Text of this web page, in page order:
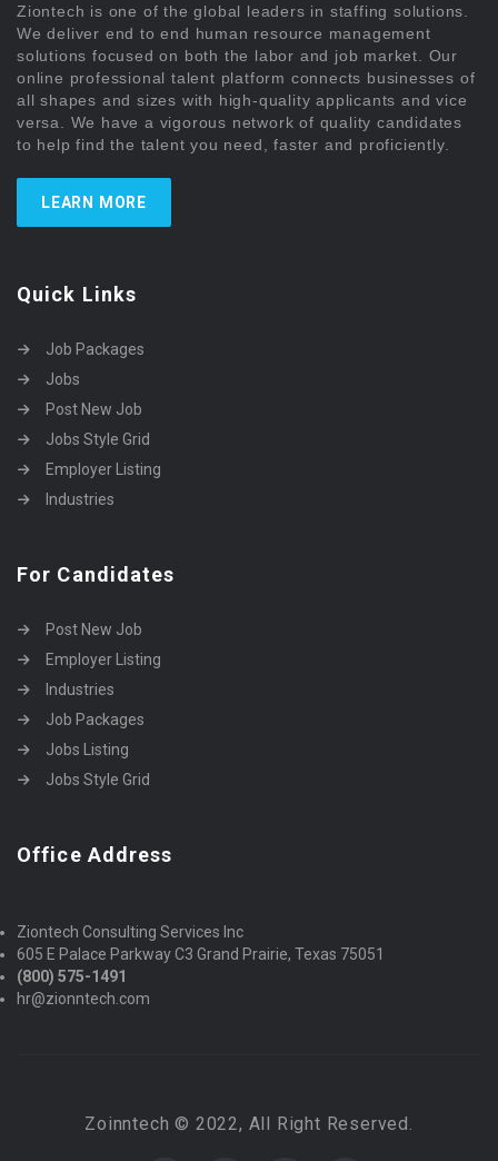
Ziontech is one of the global leaders in staffing solutions.
We deliver end to end human resource management
solutions focused on both the labor and job market. Our
online professional talent platform connects businesses of
all shapes and sizes with high-quality applicants and vice
versa. We have a vigorous network of quality candidates
to help find the talent you need, faster and proficiently.
LEARN MORE
Quick Links
Job Packages
Jobs
Post New Job
Jobs Style Grid
Employer Listing
Industries
For Candidates
Post New Job
Employer Listing
Industries
Job Packages
Jobs Listing
Jobs Style Grid
Office Address
Ziontech Consulting Services Inc
605 E Palace Parkway C3 Grand Prairie, Texas 75051
(800) 575-1491
hr@zionntech.com
Zoinntech © 2022, All Right Reserved.